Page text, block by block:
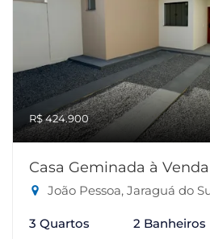
R$ 424.900
Casa Geminada à
João Pessoa, Jaraguá do
3 Quartos 2 Banheiros